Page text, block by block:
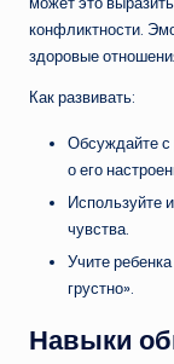
конфликтности.
здоровые
Как развивать:
Обсуждайте с
о его
Используйте
чувства.
Учите
грустно».
Навыки